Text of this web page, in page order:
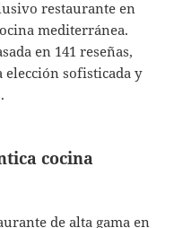
restaurante en
mediterránea.
en 141 reseñas,
elección sofisticada y
cocina
de alta gama en